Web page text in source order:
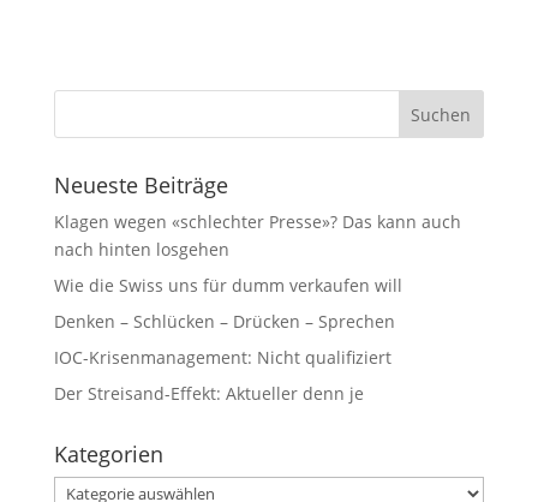
Neueste Beiträge
Klagen wegen «schlechter Presse»? Das kann auch
nach hinten losgehen
Wie die Swiss uns für dumm verkaufen will
Denken – Schlücken – Drücken – Sprechen
IOC-Krisenmanagement: Nicht qualifiziert
Der Streisand-Effekt: Aktueller denn je
Kategorien
Kategorien